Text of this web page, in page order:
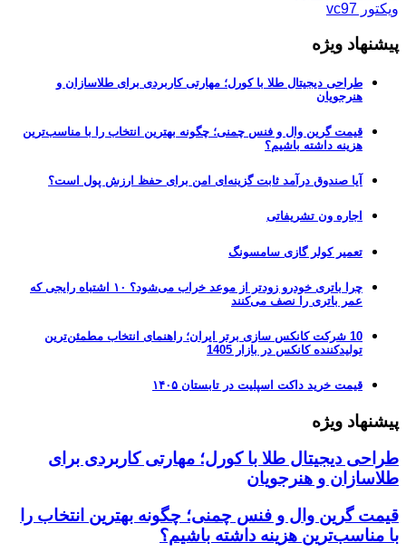
ویکتور vc97
پیشنهاد ویژه
طراحی دیجیتال طلا با کورل؛ مهارتی کاربردی برای طلاسازان و
هنرجویان
قیمت گرین وال و فنس چمنی؛ چگونه بهترین انتخاب را با مناسب‌ترین
هزینه داشته باشیم؟
آیا صندوق درآمد ثابت گزینه‌ای امن برای حفظ ارزش پول است؟
اجاره ون تشریفاتی
تعمیر کولر گازی سامسونگ
چرا باتری خودرو زودتر از موعد خراب می‌شود؟ ۱۰ اشتباه رایجی که
عمر باتری را نصف می‌کنند
10 شرکت کانکس سازی برتر ایران؛ راهنمای انتخاب مطمئن‌ترین
تولیدکننده کانکس در بازار 1405
قیمت خرید داکت اسپلیت در تابستان ۱۴۰۵
پیشنهاد ویژه
طراحی دیجیتال طلا با کورل؛ مهارتی کاربردی برای
طلاسازان و هنرجویان
قیمت گرین وال و فنس چمنی؛ چگونه بهترین انتخاب را
با مناسب‌ترین هزینه داشته باشیم؟